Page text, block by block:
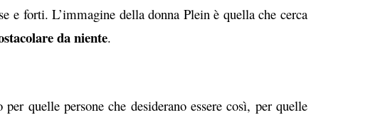
forti. L’immagine della donna Plein è quella che cerca
da niente.
quelle persone che desiderano essere così, per quelle